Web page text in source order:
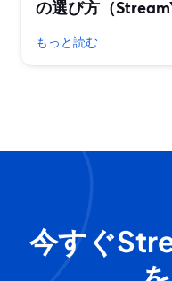
の選び方（
もっと読む
今すぐ